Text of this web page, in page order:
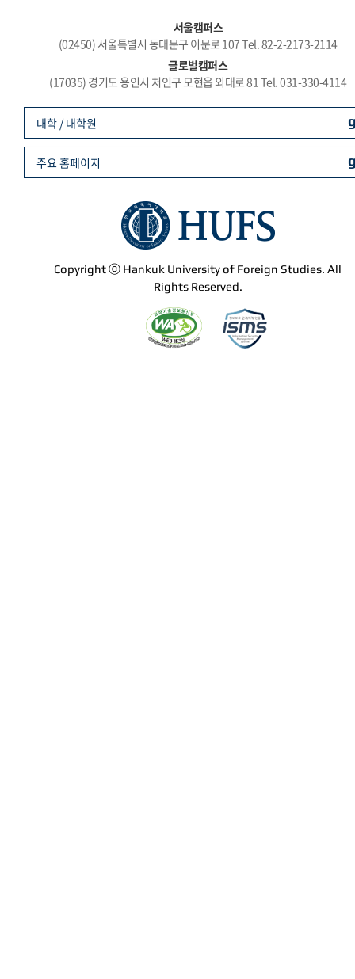
서울캠퍼스
(02450) 서울특별시 동대문구 이문로 107 Tel. 82-2-2173-2114
글로벌캠퍼스
(17035) 경기도 용인시 처인구 모현읍 외대로 81 Tel. 031-330-4114
Copyright ⓒ Hankuk University of Foreign Studies. All
Rights Reserved.
대학 / 대학원
주요 홈페이지